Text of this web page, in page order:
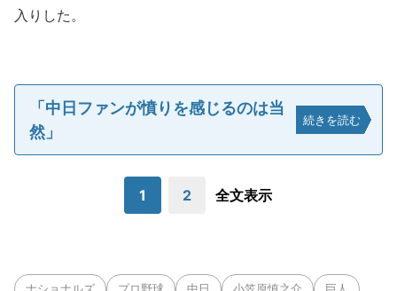
入りした。
「中日ファンが憤りを感じるのは当
然」
続きを読む
1 2 全文表示